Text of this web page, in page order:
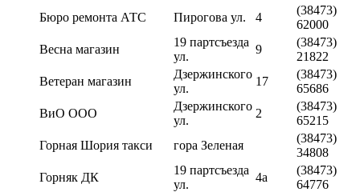
Бюро ремонта АТС Пирогова ул. 4
(38473)
62000
Весна магазин
19 партсъезда
ул.
9
(38473)
21822
Ветеран магазин
Дзержинского
ул.
17
(38473)
65686
ВиО ООО
Дзержинского
ул.
2
(38473)
65215
Горная Шория такси
гора Зеленая
(38473)
34808
Горняк ДК
19 партсъезда
ул.
4а
(38473)
64776